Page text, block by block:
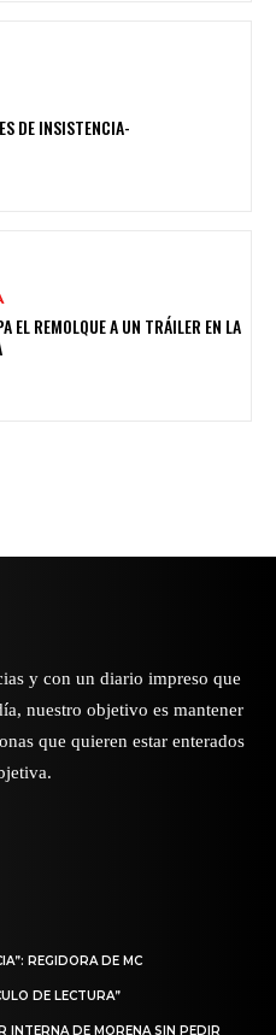
DE INSISTENCIA-
EL REMOLQUE A UN TRÁILER EN LA
y con un diario impreso que
nuestro objetivo es mantener
que quieren estar enterados
REGIDORA DE MC
DE LECTURA”
INTERNA DE MORENA SIN PEDIR